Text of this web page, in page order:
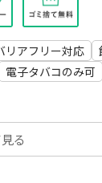
だけます！是
リアフリー対応
電子タバコのみ可
る